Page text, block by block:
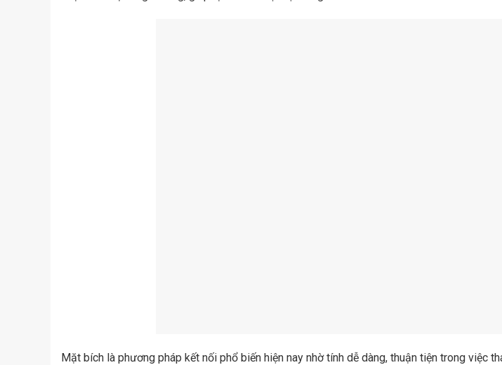
Mặt bích là phương pháp kết nối phổ biến hiện nay nhờ tính dễ dàng, thuận tiện trong việc